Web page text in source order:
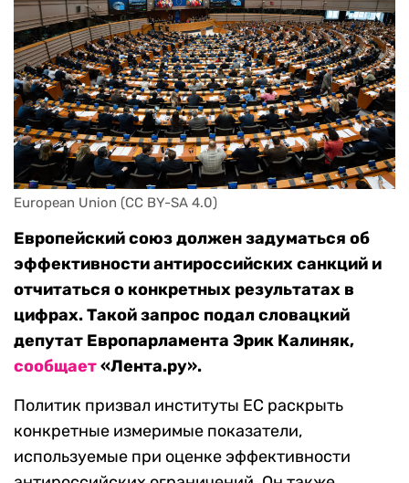
European Union (CC BY-SA 4.0)
Европейский союз должен задуматься об
эффективности антироссийских санкций и
отчитаться о конкретных результатах в
цифрах. Такой запрос подал словацкий
депутат Европарламента Эрик Калиняк,
сообщает«Лента.ру».
Политик призвал институты ЕС раскрыть
конкретные измеримые показатели,
используемые при оценке эффективности